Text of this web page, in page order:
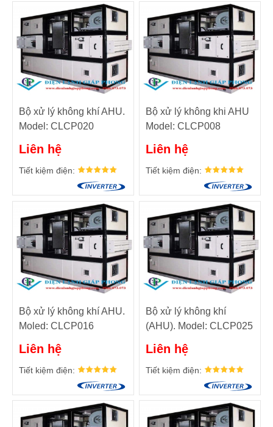
Bộ xử lý không khí AHU.
Model: CLCP020
Liên hệ
Tiết kiệm điện:
Bộ xử lý không khi AHU
Model: CLCP008
Liên hệ
Tiết kiệm điện:
Bộ xử lý không khí AHU.
Moled: CLCP016
Liên hệ
Tiết kiệm điện:
Bộ xử lý không khí
(AHU). Model: CLCP025
Liên hệ
Tiết kiệm điện: